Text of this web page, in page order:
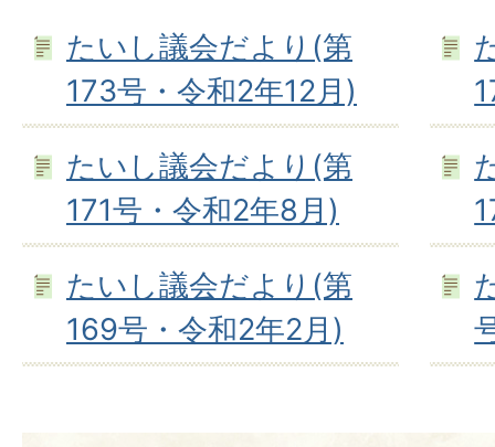
たいし議会だより(第
173号・令和2年12月)
たいし議会だより(第
171号・令和2年8月)
たいし議会だより(第
169号・令和2年2月)